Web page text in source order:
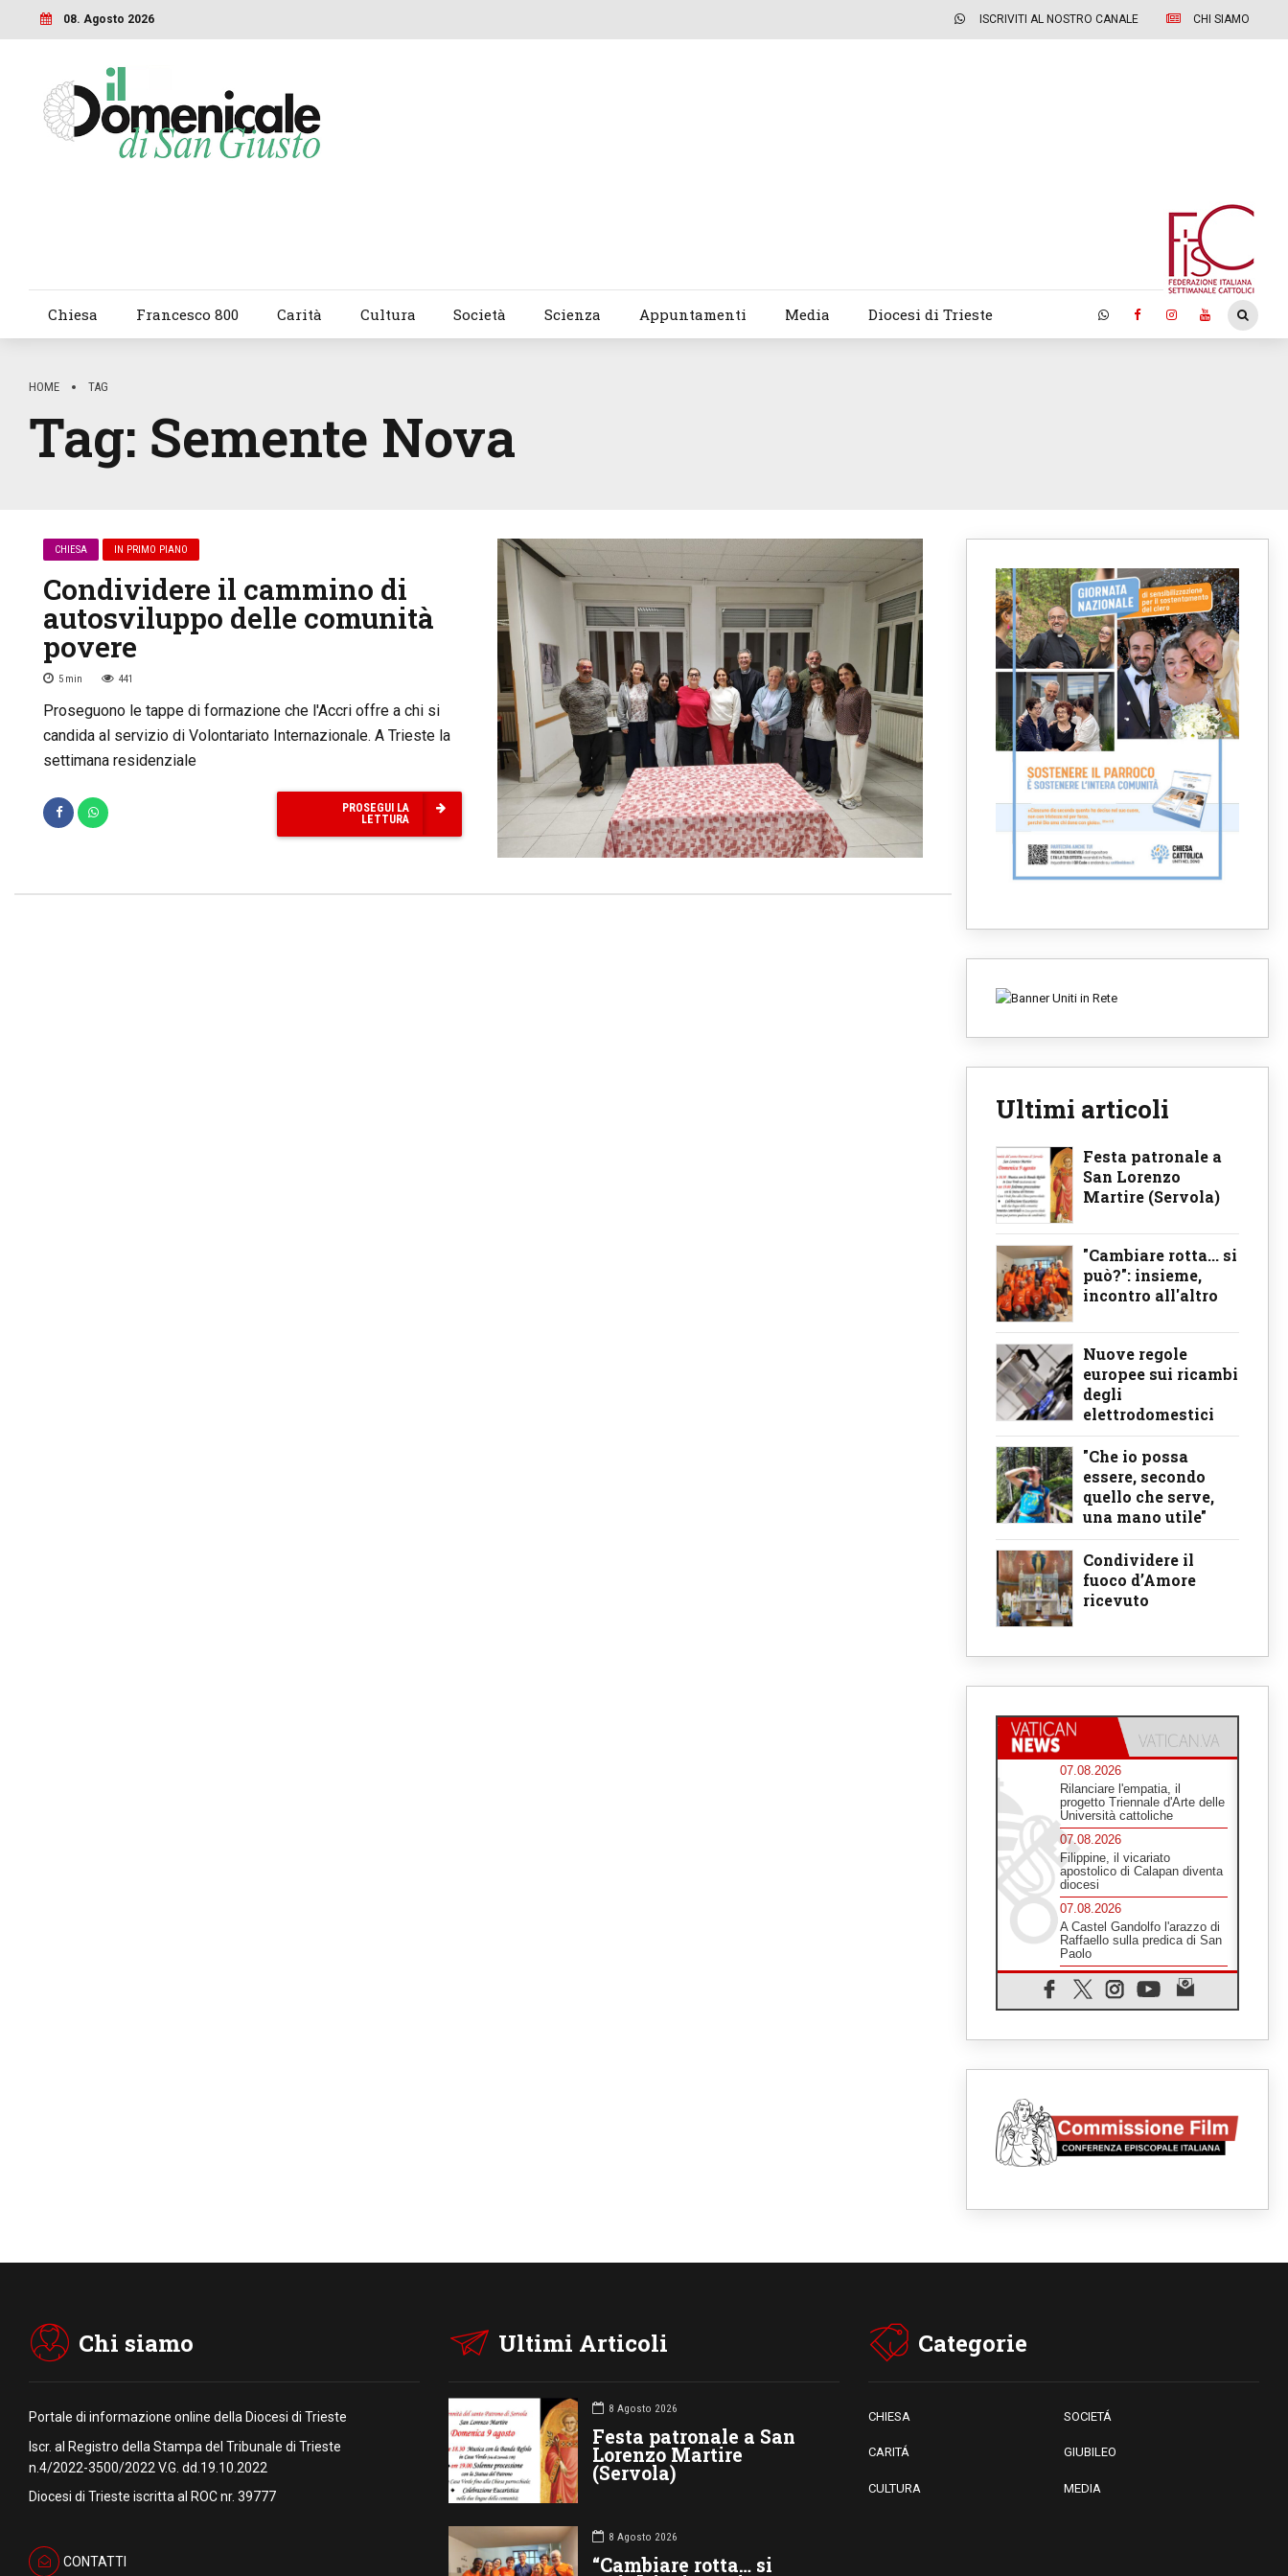
08. Agosto 2026 ISCRIVITI AL NOSTRO CANALE CHI SIAMO
Chiesa Francesco 800 Carità Cultura Società Scienza Appuntamenti Media Diocesi di Trieste
HOME TAG
Tag: Semente Nova
CHIESA IN PRIMO PIANO
Condividere il cammino di
autosviluppo delle comunità
povere
5 min 441
Proseguono le tappe di formazione che l'Accri offre a chi si
candida al servizio di Volontariato Internazionale. A Trieste la
settimana residenziale
PROSEGUI LA
LETTURA
Ultimi articoli
Festa patronale a
San Lorenzo
Martire (Servola)
"Cambiare rotta... si
può?": insieme,
incontro all'altro
Nuove regole
europee sui ricambi
degli
elettrodomestici
"Che io possa
essere, secondo
quello che serve,
una mano utile"
Condividere il
fuoco d’Amore
ricevuto
07.08.2026
Rilanciare l'empatia, il
progetto Triennale d'Arte delle
Università cattoliche
07.08.2026
Filippine, il vicariato
apostolico di Calapan diventa
diocesi
07.08.2026
A Castel Gandolfo l'arazzo di
Raffaello sulla predica di San
Paolo
07.08.2026
Tagle: la guerra sfigura il
mondo, solo la rivelazione di
07.08.2026
SIGNIS 2026, dare voce alle
religiose cattoliche nello
spazio pubblico
07.08.2026
vescovi: la visita del Papa
dono per tutto il Paese
Chi siamo
Portale di informazione online della Diocesi di Trieste
Iscr. al Registro della Stampa del Tribunale di Trieste
n.4/2022-3500/2022 V.G. dd.19.10.2022
Diocesi di Trieste iscritta al ROC nr. 39777
CONTATTI
Ultimi Articoli
8 Agosto 2026
Festa patronale a San
Lorenzo Martire
(Servola)
8 Agosto 2026
“Cambiare rotta… si
Categorie
CHIESA SOCIETÁ
CARITÁ GIUBILEO
CULTURA MEDIA